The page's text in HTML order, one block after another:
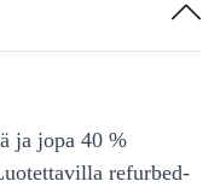
ja jopa 40 %
refurbed-